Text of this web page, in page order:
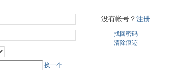
换一个
没有帐号？注册
找回密码
清除痕迹